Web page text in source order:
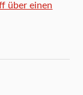
über einen